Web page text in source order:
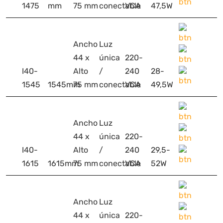
1475
mm
75 mmconectable
VCA
47,5W
I40-
1545
1545mm
Ancho
44 x
Alto
75 mm
Luz
única
/
conectable
220-
240
VCA
28-
49,5W
I40-
1615
1615mm
Ancho
44 x
Alto
75 mm
Luz
única
/
conectable
220-
240
VCA
29,5-
52W
Ancho
44 x
Luz
única
220-